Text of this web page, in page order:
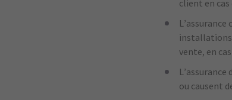
client en
installations
vente, en
ou causent